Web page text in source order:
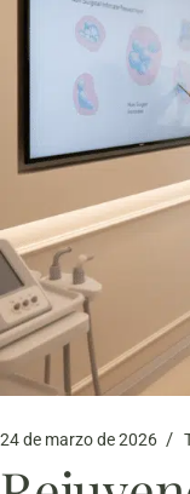
24 de marzo de 2026